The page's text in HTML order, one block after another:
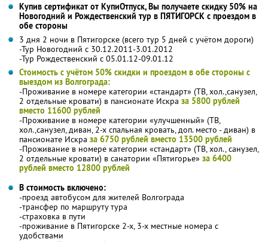
Купив сертификат от КупиОтпуск, Вы получаете скидку 50% на
Новогодний и Рождественский тур в ПЯТИГОРСК с проездом в
обе стороны
3 дня 2 ночи в Пятигорске (всего тур 5 дней с учётом дороги)
-Тур Новогодний с 30.12.2011-3.01.2012
-Тур Рождественский с 05.01.12-09.01.12
Стоимость с учётом 50% скидки и проездом в обе стороны с
выездом из Волгограда:
-Проживание в номере категории «стандарт» (ТВ, хол.,санузел,
2 отдельные кровати) в пансионате Искра за 5800 рублей
вместо 11600 рублей
-Проживание в номере категории «улучшенный» (ТВ,
хол.,санузел, диван, 2-х спальная кровать, доп. место - диван) в
пансионате Искра за 6750 рублей вместо 13500 рублей
-Проживание в номере категории «стандарт» (ТВ, хол., санузел,
2 отдельные кровати) в санатории «Пятигорье» за 6400
рублей вместо 12800 рублей
В стоимость включено:
-проезд автобусом для жителей Волгограда
-трансфер по маршруту тура
-страховка в пути
-проживание в Пятигорске 2-х, 3-х местные номера с
удобствами